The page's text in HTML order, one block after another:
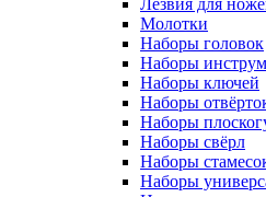
Лезвия для
Молотки
Наборы головок
Наборы
Наборы ключей
Наборы
Наборы
Наборы свёрл
Наборы
Наборы